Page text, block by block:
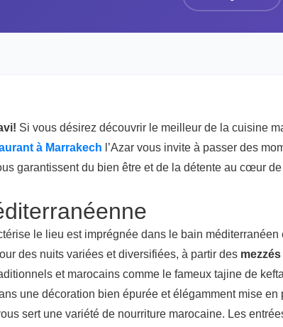
Si vous désirez découvrir le meilleur de la cuisine
à Marrakech l’Azar vous invite à passer des
garantissent du bien être et de la détente au cœur
le lieu est imprégnée dans le bain
des nuits variées et diversifiées, à partir des
et marocains comme le fameux tajine de
une décoration bien épurée et élégamment mise
sert une variété de nourriture marocaine. Les